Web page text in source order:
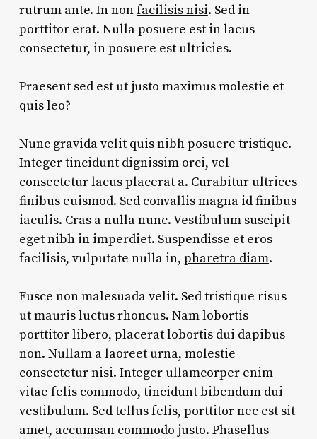
rutrum ante. In nonfacilisis nisi. Sed in
porttitor erat. Nulla posuere est in lacus
consectetur, in posuere est ultricies.
Praesent sed est ut justo maximus molestie et
quis leo?
Nunc gravida velit quis nibh posuere tristique.
Integer tincidunt dignissim orci, vel
consectetur lacus placerat a. Curabitur ultrices
finibus euismod. Sed convallis magna id finibus
iaculis. Cras a nulla nunc. Vestibulum suscipit
eget nibh in imperdiet. Suspendisse et eros
facilisis, vulputate nulla in, pharetra diam.
Fusce non malesuada velit. Sed tristique risus
ut mauris luctus rhoncus. Nam lobortis
porttitor libero, placerat lobortis dui dapibus
non. Nullam a laoreet urna, molestie
consectetur nisi. Integer ullamcorper enim
vitae felis commodo, tincidunt bibendum dui
vestibulum. Sed tellus felis, porttitor nec est sit
amet, accumsan commodo justo. Phasellus